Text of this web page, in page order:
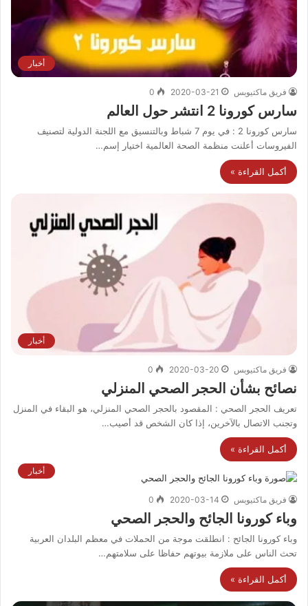
أخبار
فريق ماكتيوبس 2020-03-21
0
سارس كورونا 2 انتشر حول العالم
سارس كورونا 2 : في يوم 7 شباط وبالتنسيق مع اللجنة الدولية لتصنيف
الفيروسات أعلنت منظمة الصحة العالمية اختيار إسم…
أكمل القراءة »
أخبار
فريق ماكتيوبس 2020-03-20
0
نصائح بشأن الحجر الصحي المنزلي
تعريف الحجر الصحي : المقصود بالحجر الصحي المنزلي، هو البقاء في المنزل
وتجنب الاتصال بالآخرين، إذا كان الشخص قد أصيب…
أكمل القراءة »
أخبار
فريق ماكتيوبس 2020-03-14
0
وباء كورونا الجائح والحجر الصحي
وباء كورونا الجائح : انطلقت موجة من الحملات في معظم البلدان العربية
تحث الناس على ملازمة بيوتهم حفاظا على سلامتهم…
أكمل القراءة »